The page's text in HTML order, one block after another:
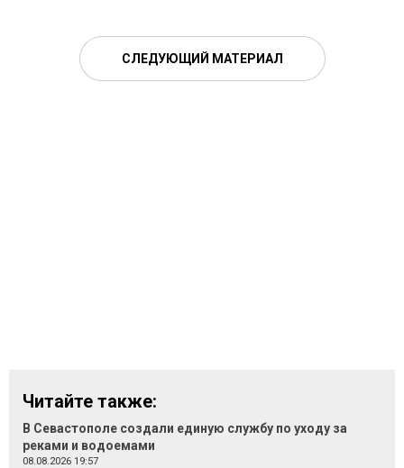
СЛЕДУЮЩИЙ МАТЕРИАЛ
Читайте также:
В Севастополе создали единую службу по уходу за
реками и водоемами
08.08.2026 19:57